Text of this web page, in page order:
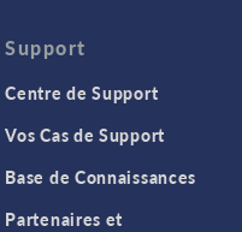
Support
Centre de Support
Vos Cas de Support
Base de Connaissances
Partenaires et